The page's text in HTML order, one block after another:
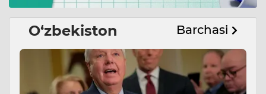
O‘zbekiston Barchasi